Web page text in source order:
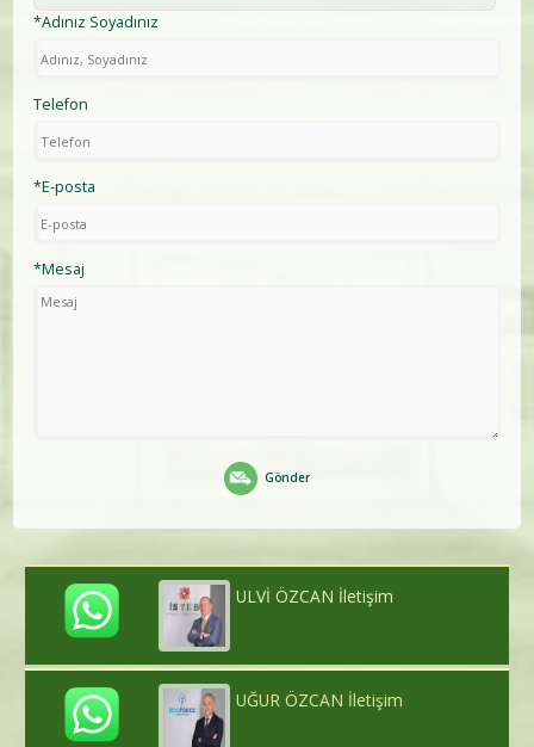
*Adınız Soyadınız
Telefon
*E-posta
*Mesaj
Gönder
ULVİ ÖZCAN İletişim
UĞUR ÖZCAN İletişim